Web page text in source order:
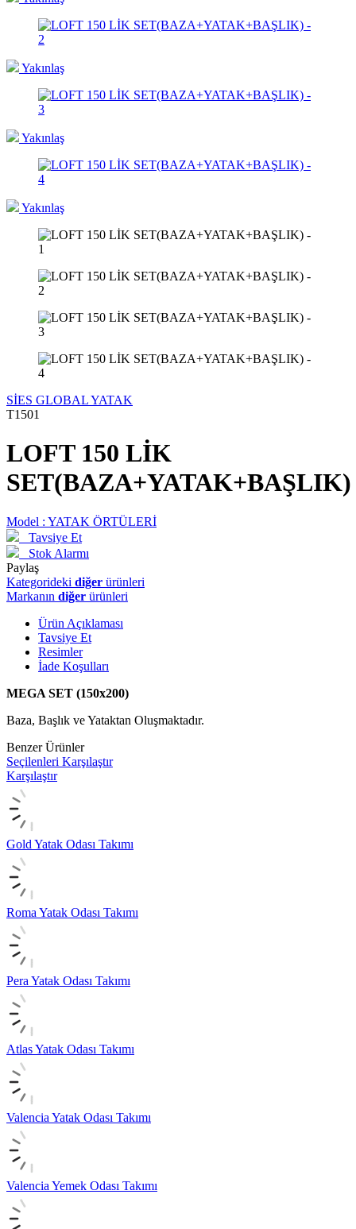
Yakınlaş
Yakınlaş
Yakınlaş
SİES GLOBAL YATAK
T1501
LOFT 150 LİK
SET(BAZA+YATAK+BAŞLIK)
Model : YATAK ÖRTÜLERİ
Tavsiye Et
Stok Alarmı
Paylaş
Kategorideki diğer ürünleri
Markanın diğer ürünleri
Ürün Açıklaması
Tavsiye Et
Resimler
İade Koşulları
MEGA SET (150x200)
Baza, Başlık ve Yataktan Oluşmaktadır.
Benzer Ürünler
Seçilenleri Karşılaştır
Karşılaştır
Gold Yatak Odası Takımı
Roma Yatak Odası Takımı
Pera Yatak Odası Takımı
Atlas Yatak Odası Takımı
Valencia Yatak Odası Takımı
Valencia Yemek Odası Takımı